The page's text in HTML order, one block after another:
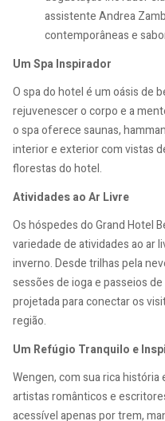
assistente Andrea
contemporâneas e
Um Spa Inspirador
O spa do hotel é um oásis de
rejuvenescer o corpo e a
o spa oferece saunas,
interior e exterior com vistas
florestas do hotel.
Atividades ao Ar Livre
Os hóspedes do Grand Hotel
variedade de atividades ao ar
inverno. Desde trilhas pela
sessões de ioga e passeios
projetada para conectar os
região.
Um Refúgio Tranquilo e
Wengen, com sua rica
artistas românticos e
acessível apenas por trem,